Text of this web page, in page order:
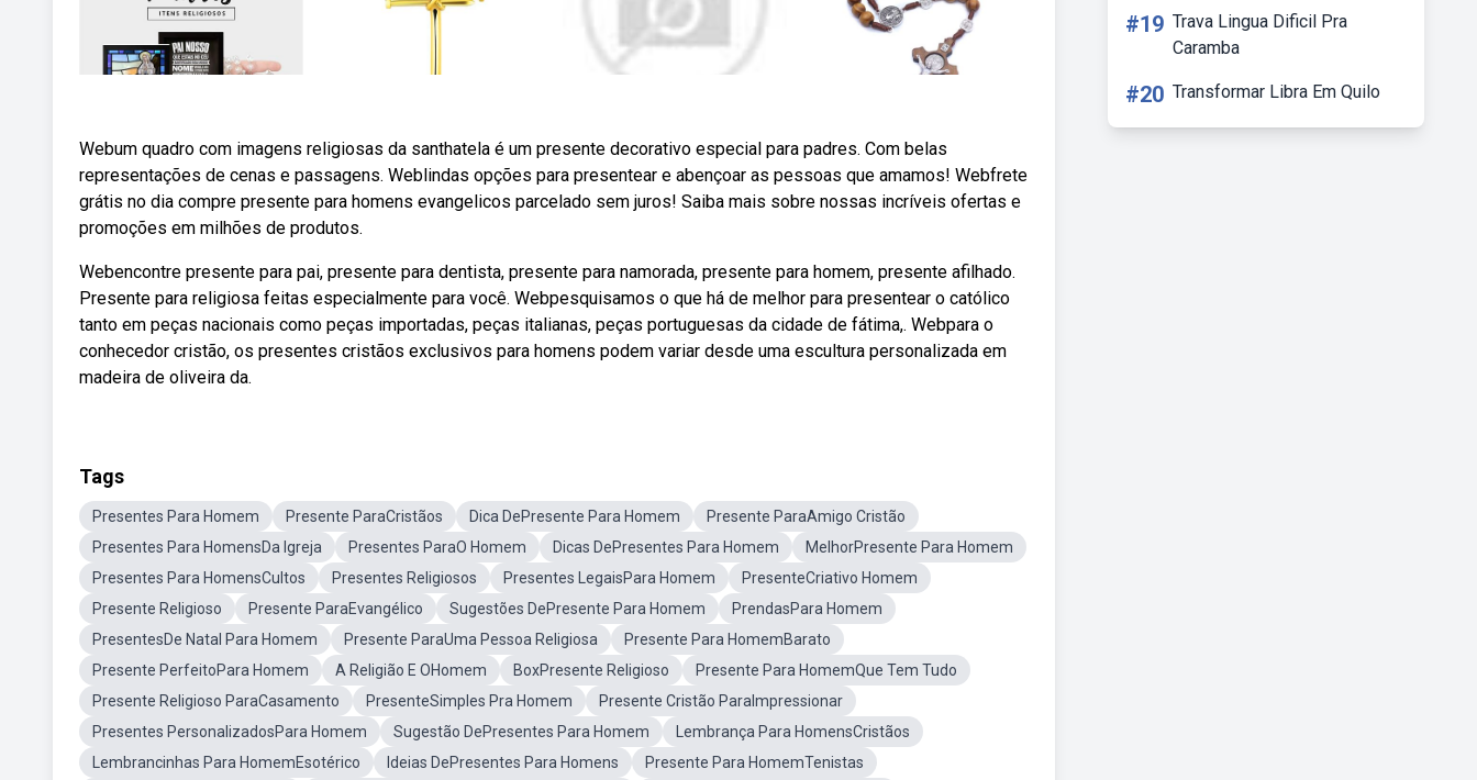
Webum quadro com imagens religiosas da santhatela é um presente decorativo especial para padres. Com belas
representações de cenas e passagens. Weblindas opções para presentear e abençoar as pessoas que amamos! Webfrete
grátis no dia compre presente para homens evangelicos parcelado sem juros! Saiba mais sobre nossas incríveis ofertas e
promoções em milhões de produtos.
Webencontre presente para pai, presente para dentista, presente para namorada, presente para homem, presente afilhado.
Presente para religiosa feitas especialmente para você. Webpesquisamos o que há de melhor para presentear o católico
tanto em peças nacionais como peças importadas, peças italianas, peças portuguesas da cidade de fátima,. Webpara o
conhecedor cristão, os presentes cristãos exclusivos para homens podem variar desde uma escultura personalizada em
madeira de oliveira da.
Tags
Presentes Para Homem Presente ParaCristãos Dica DePresente Para Homem
Presente ParaAmigo Cristão
Presentes Para HomensDa Igreja
Presentes ParaO Homem Dicas DePresentes Para Homem
MelhorPresente Para Homem
Presentes Para HomensCultos
Presentes Religiosos Presentes LegaisPara Homem
PresenteCriativo Homem
Presente Religioso
Presente ParaEvangélico Sugestões DePresente Para Homem
PrendasPara Homem
PresentesDe Natal Para Homem
Presente ParaUma Pessoa Religiosa
Presente Para HomemBarato
Presente PerfeitoPara Homem
A Religião E OHomem BoxPresente Religioso
Presente Para HomemQue Tem Tudo
Presente Religioso ParaCasamento
PresenteSimples Pra Homem
Presente Cristão ParaImpressionar
Presentes PersonalizadosPara Homem
Sugestão DePresentes Para Homem
Lembrança Para HomensCristãos
Lembrancinhas Para HomemEsotérico
Ideias DePresentes Para Homens
Presente Para HomemTenistas
#19 Trava Lingua Dificil Pra
Caramba
#20 Transformar Libra Em Quilo